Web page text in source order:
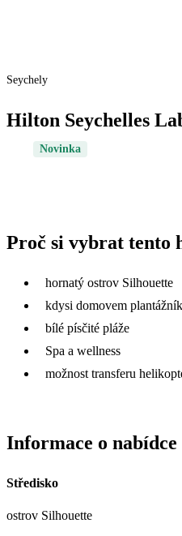
Seychely
Hilton Seychelles
Novinka
Proč si vybrat tento
hornatý ostrov Silhouette
kdysi domovem
bílé písčité pláže
Spa a wellness
možnost transferu
Informace o nabídce
Středisko
ostrov Silhouette